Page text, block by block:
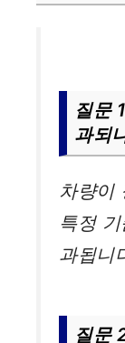
질문
과되
차량이
특정
과됩니
질문